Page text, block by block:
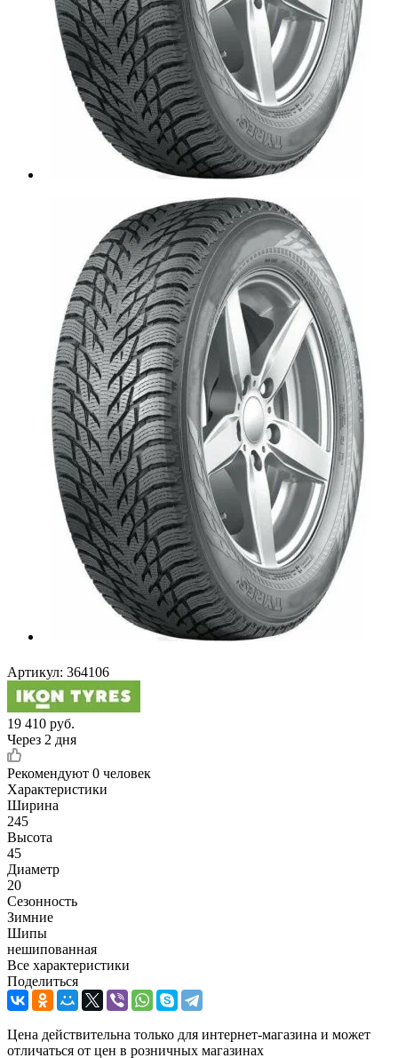
Артикул: 364106
19 410 руб.
Через 2 дня
Рекомендуют 0 человек
Характеристики
Ширина
245
Высота
45
Диаметр
20
Сезонность
Зимние
Шипы
нешипованная
Все характеристики
Поделиться
Цена действительна только для интернет-магазина и может
отличаться от цен в розничных магазинах